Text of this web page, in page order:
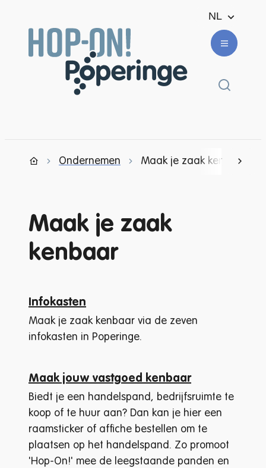
NL
Ondernemen en winkelen
Zoek
Menu
Startpagina
Ondernemen Maak je zaak kenbaar
Maak je zaak
kenbaar
A tot Z
Infokasten
Maak je zaak kenbaar via de zeven
infokasten in Poperinge.
Maak jouw vastgoed kenbaar
Biedt je een handelspand, bedrijfsruimte te
koop of te huur aan? Dan kan je hier een
raamsticker of affiche bestellen om te
plaatsen op het handelspand. Zo promoot
'Hop-On!' mee de leegstaande panden en